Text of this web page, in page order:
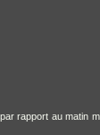
rapport au matin